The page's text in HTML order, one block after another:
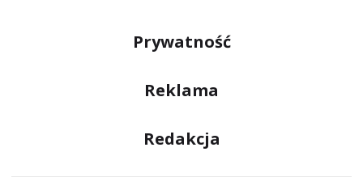
Prywatność
Reklama
Redakcja